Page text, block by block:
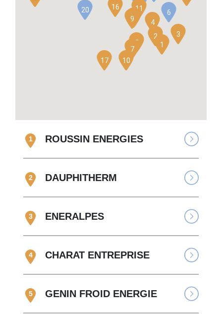
1
2 3
4
5
6
7
8
9
10
11
12
16
17
20
1 ROUSSIN ENERGIES
2 DAUPHITHERM
3 ENERALPES
4 CHARAT ENTREPRISE
5 GENIN FROID ENERGIE